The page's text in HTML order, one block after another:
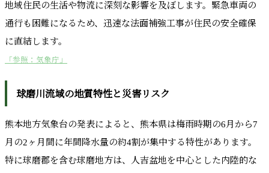
地域住民の生活や物流に深刻な影響を及ぼします。緊急車両の
通行も困難になるため、迅速な法面補強工事が住民の安全確保
に直結します。
「参照：気象庁」
球磨川流域の地質特性と災害リスク
熊本地方気象台の発表によると、熊本県は梅雨時期の6月から7
月の2ヶ月間に年間降水量の約4割が集中する特性があります。
特に球磨郡を含む球磨地方は、人吉盆地を中心とした内陸的な